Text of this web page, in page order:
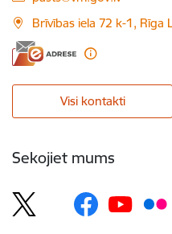
Brīvības iela 72 k-1, Rīga
Visi kontakti
Sekojiet mums